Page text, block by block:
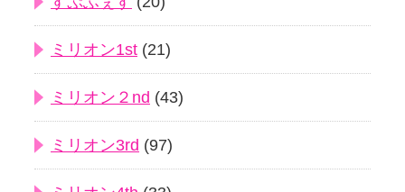
ミリオン1st (21)
ミリオン２nd (43)
ミリオン3rd (97)